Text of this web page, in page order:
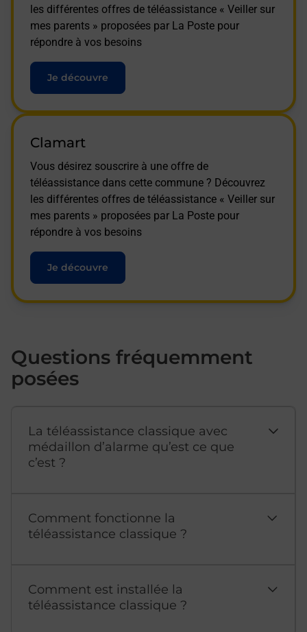
les différentes offres de téléassistance « Veiller sur
mes parents » proposées par La Poste pour
répondre à vos besoins
Je découvre
Clamart
Vous désirez souscrire à une offre de
téléassistance dans cette commune ? Découvrez
les différentes offres de téléassistance « Veiller sur
mes parents » proposées par La Poste pour
répondre à vos besoins
Je découvre
Questions fréquemment
posées
La téléassistance classique avec
médaillon d’alarme qu’est ce que
c’est ?
Comment fonctionne la
téléassistance classique ?
Comment est installée la
téléassistance classique ?